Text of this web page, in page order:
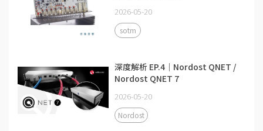
2026-05-20
sotm
深度解析 EP.4｜Nordost QNET /
Nordost QNET 7
2026-05-20
Nordost